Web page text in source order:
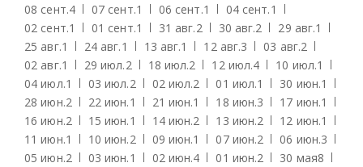
08 сент.4 07 сент.1 06 сент.1 04 сент.1
02 сент.1 01 сент.1 31 авг.2 30 авг.2 29 авг.1
25 авг.1 24 авг.1 13 авг.1 12 авг.3 03 авг.2
02 авг.1 29 июл.2 18 июл.2 12 июл.4 10 июл.1
04 июл.1 03 июл.2 02 июл.2 01 июл.1 30 июн.1
28 июн.2 22 июн.1 21 июн.1 18 июн.3 17 июн.1
16 июн.2 15 июн.1 14 июн.2 13 июн.2 12 июн.1
11 июн.1 10 июн.2 09 июн.1 07 июн.2 06 июн.3
05 июн.2 03 июн.1 02 июн.4 01 июн.2 30 мая8